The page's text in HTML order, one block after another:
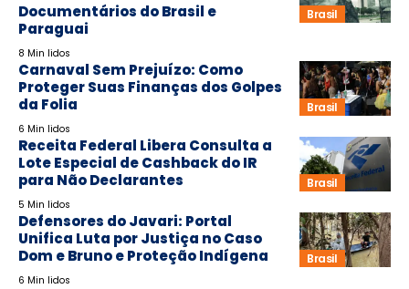
Brasil
Documentários do Brasil e
Paraguai
8 Min lidos
Brasil
Carnaval Sem Prejuízo: Como
Proteger Suas Finanças dos Golpes
da Folia
6 Min lidos
Brasil
Receita Federal Libera Consulta a
Lote Especial de Cashback do IR
para Não Declarantes
5 Min lidos
Brasil
Defensores do Javari: Portal
Unifica Luta por Justiça no Caso
Dom e Bruno e Proteção Indígena
6 Min lidos